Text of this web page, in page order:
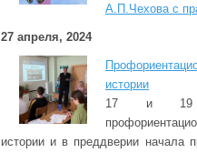
А.П.Чехова с
27 апреля, 2024
истории
17 и 19
истории и в преддверии начала